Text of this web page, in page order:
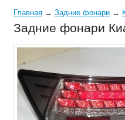
Главная → Задние фонари →
Задние фонари